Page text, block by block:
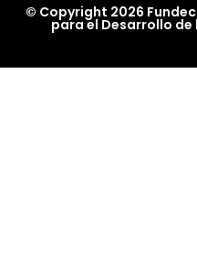
© Copyright 2026
para el Desarrollo